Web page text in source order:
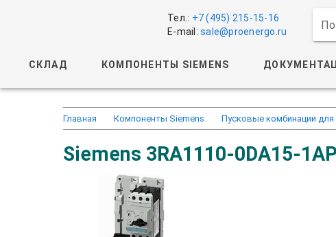
Тел.: +7 (495) 215-15-16
E-mail: sale@proenergo.ru
СКЛАД КОМПОНЕНТЫ SIEMENS
Главная Компоненты Siemens Пусковые комбинации для
Siemens 3RA1110-0DA15-